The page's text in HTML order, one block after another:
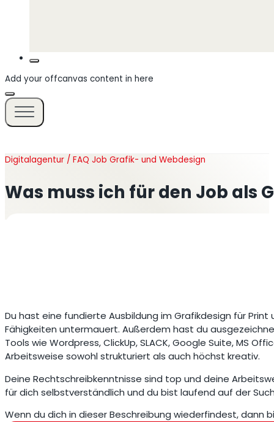
Add your offcanvas content in here
Was muss ich für den Job als
Digitalagentur / FAQ Job Grafik- und Webdesign
Du hast eine fundierte Ausbildung im Grafikdesign für
Fähigkeiten untermauert. Außerdem hast du
Tools wie Wordpress, ClickUp, SLACK, Google Suite, MS
Arbeitsweise sowohl strukturiert als auch höchst kreativ.
Deine Rechtschreibkenntnisse sind top und deine
für dich selbstverständlich und du bist laufend auf der
Wenn du dich in dieser Beschreibung wiederfindest, dann